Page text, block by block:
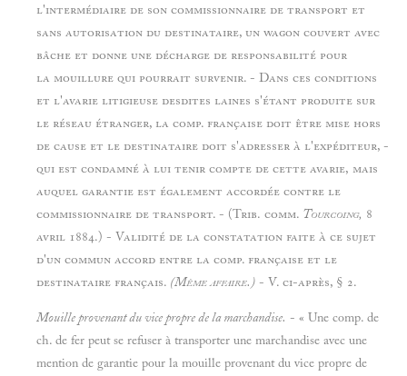
l'intermédiaire de son commissionnaire de transport et
sans autorisation du destinataire, un wagon couvert avec
bâche et donne une décharge de responsabilité pour
la mouillure qui pourrait survenir. - Dans ces conditions
et l'avarie litigieuse desdites laines s'étant produite sur
le réseau étranger, la comp. française doit être mise hors
de cause et le destinataire doit s'adresser à l'expéditeur, -
qui est condamné à lui tenir compte de cette avarie, mais
auquel garantie est également accordée contre le
commissionnaire de transport. - (Trib. comm. Tourcoing, 8
avril 1884.) - Validité de la constatation faite à ce sujet
d'un commun accord entre la comp. française et le
destinataire français. (Même affaire.) - V. ci-après, § 2.
Mouille provenant du vice propre de la marchandise. - « Une comp. de
ch. de fer peut se refuser à transporter une marchandise avec une
mention de garantie pour la mouille provenant du vice propre de